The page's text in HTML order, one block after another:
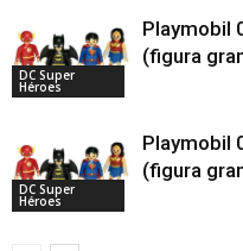
DC Super
Héroes
Playmobil
(figura
DC Super
Héroes
Playmobil
(figura